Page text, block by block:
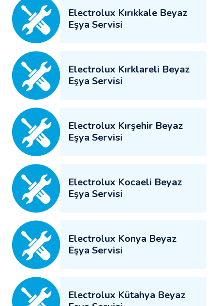
Electrolux Kırıkkale Beyaz
Eşya Servisi
Electrolux Kırklareli Beyaz
Eşya Servisi
Electrolux Kırşehir Beyaz
Eşya Servisi
Electrolux Kocaeli Beyaz
Eşya Servisi
Electrolux Konya Beyaz
Eşya Servisi
Electrolux Kütahya Beyaz